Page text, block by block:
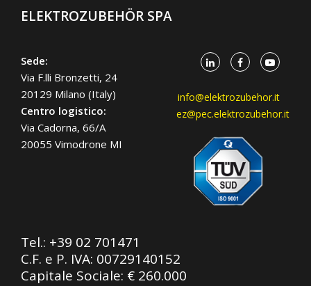
ELEKTROZUBEHÖR SPA
Sede:
Via F.lli Bronzetti, 24
20129 Milano (Italy)
Centro logistico:
Via Cadorna, 66/A
20055 Vimodrone MI
info@elektrozubehor.it
ez@pec.elektrozubehor.it
Tel.: +39 02 701471
C.F. e P. IVA: 00729140152
Capitale Sociale: € 260.000